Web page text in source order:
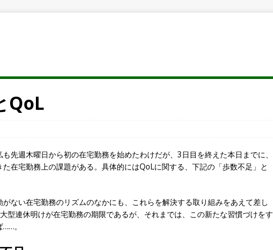
QoL
先週木曜日から初の在宅勤務を始めたわけだが、3日目を終えた本日までに、
在宅勤務上の課題がある。具体的にはQoLに関する、下記の「歩数不足」と
ない在宅勤務のリズムのなかにも、これらを解決する取り組みをあえて差し
型連休明けが在宅勤務の期限であるが、それまでは、この新たな習慣づけをす
。